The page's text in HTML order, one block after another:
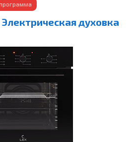
Электрическая духовка